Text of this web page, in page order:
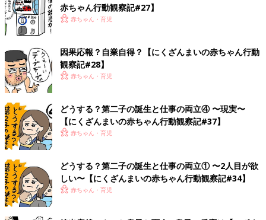
赤ちゃん行動観察記#27】
赤ちゃん・育児
因果応報？自業自得？【にくざんまいの赤ちゃん行動
観察記#28】
赤ちゃん・育児
どうする？第二子の誕生と仕事の両立④ 〜現実〜
【にくざんまいの赤ちゃん行動観察記#37】
赤ちゃん・育児
どうする？第二子の誕生と仕事の両立① 〜2人目が欲
しい〜【にくざんまいの赤ちゃん行動観察記#34】
赤ちゃん・育児